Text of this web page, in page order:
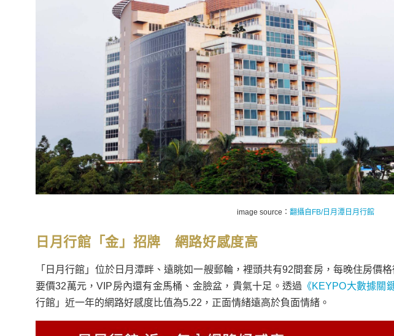
image source： 翻攝自FB/日月潭日月行館
日月行館「金」招牌 網路好感度高
「日月行館」位於日月潭畔、遠眺如一艘郵輪，裡頭共有92間套房，每晚住房價
要價32萬元，VIP房內還有金馬桶、金臉盆，貴氣十足。透過 《KEYPO大數據關
行館」近一年的網路好感度比值為5.22，正面情緒遠高於負面情緒。